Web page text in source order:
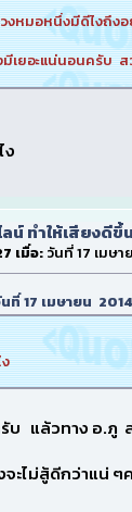
วงหมอหนึ่งมีดีไงถึ
มีเยอะแน่นอนครับ
ง
น์ ทำให้เสียงดีขึ้
เมื่อ:วันที่ 17 เมษา
ที่ 17 เมษายน
บ แล้วทาง อ.ภู
ะไม่สู้ดีกว่าแน่ ๆ